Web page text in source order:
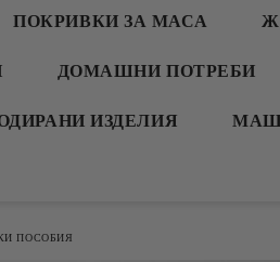
ПОКРИВКИ ЗА МАСА
ДОМАШНИ ПОТРЕБИ
ИЗДЕЛИЯ
ПОСОБИЯ